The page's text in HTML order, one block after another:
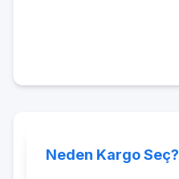
Neden Kargo Seç?